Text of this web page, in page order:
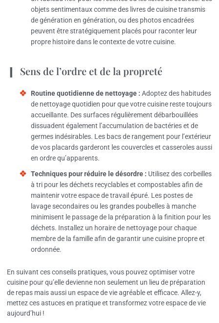
objets sentimentaux comme des livres de cuisine transmis
de génération en génération, ou des photos encadrées
peuvent être stratégiquement placés pour raconter leur
propre histoire dans le contexte de votre cuisine.
Sens de l’ordre et de la propreté
Routine quotidienne de nettoyage : Adoptez des habitudes
de nettoyage quotidien pour que votre cuisine reste toujours
accueillante. Des surfaces régulièrement débarbouillées
dissuadent également l’accumulation de bactéries et de
germes indésirables. Les bacs de rangement pour l’extérieur
de vos placards garderont les couvercles et casseroles aussi
en ordre qu’apparents.
Techniques pour réduire le désordre : Utilisez des corbeilles
à tri pour les déchets recyclables et compostables afin de
maintenir votre espace de travail épuré. Les postes de
lavage secondaires ou les grandes poubelles à manche
minimisent le passage de la préparation à la finition pour les
déchets. Installez un horaire de nettoyage pour chaque
membre de la famille afin de garantir une cuisine propre et
ordonnée.
En suivant ces conseils pratiques, vous pouvez optimiser votre
cuisine pour qu’elle devienne non seulement un lieu de préparation
de repas mais aussi un espace de vie agréable et efficace. Allez-y,
mettez ces astuces en pratique et transformez votre espace de vie
aujourd’hui !